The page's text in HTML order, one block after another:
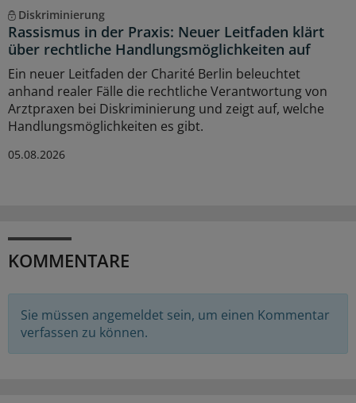
Diskriminierung
Rassismus in der Praxis: Neuer Leitfaden klärt
über rechtliche Handlungsmöglichkeiten auf
Ein neuer Leitfaden der Charité Berlin beleuchtet
anhand realer Fälle die rechtliche Verantwortung von
Arztpraxen bei Diskriminierung und zeigt auf, welche
Handlungsmöglichkeiten es gibt.
05.08.2026
KOMMENTARE
Sie müssen angemeldet sein, um einen Kommentar
verfassen zu können.